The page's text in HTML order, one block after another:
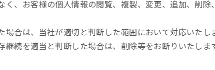
、お客様の個人情報の閲覧、複製、変更、追加、削除
合は、当社が適切と判断した範囲において対応いた
続を適当と判断した場合は、削除等をお断りいたしま